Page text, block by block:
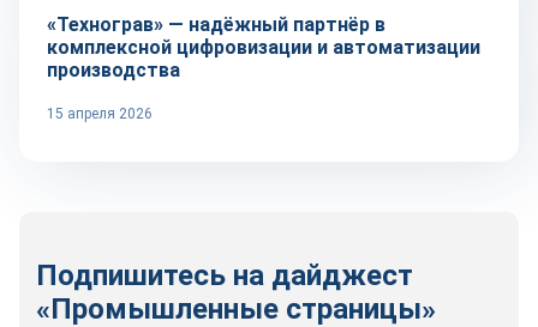
«Технограв» — надёжный партнёр в
комплексной цифровизации и автоматизации
производства
15 апреля 2026
Подпишитесь на дайджест
«Промышленные страницы»